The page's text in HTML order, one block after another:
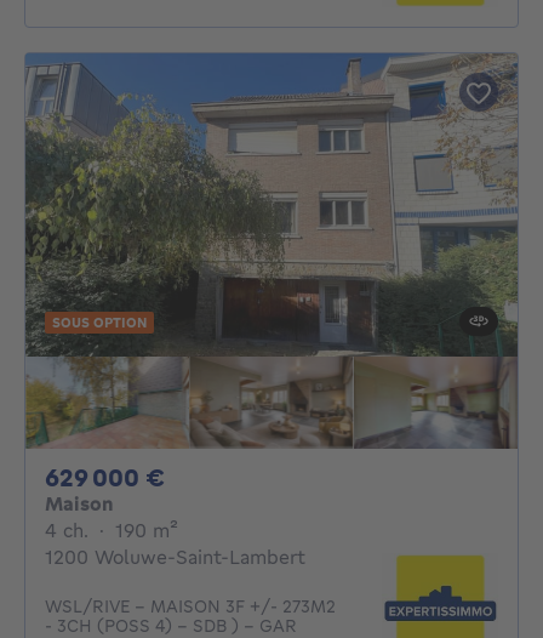
SOUS OPTION
629 000 €
Maison
4 ch. 4 chambres
· 190 m²
1200 Woluwe-Saint-Lambert
WSL/RIVE - MAISON 3F +/- 273M2
- 3CH (POSS 4) - SDB ) - GAR